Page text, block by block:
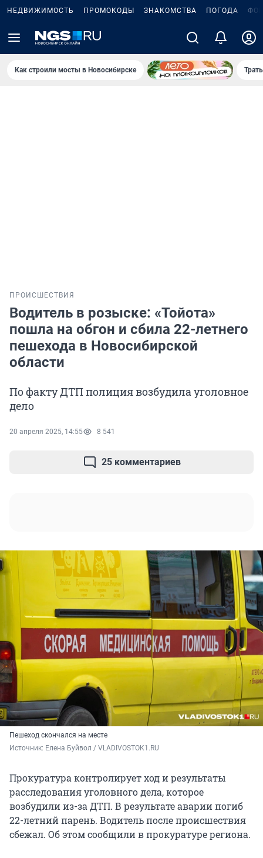
НЕДВИЖИМОСТЬ ПРОМОКОДЫ ЗНАКОМСТВА ПОГОДА
Как строили мосты в Новосибирске
ПРОИСШЕСТВИЯ
Водитель в розыске: «Тойота»
пошла на обгон и сбила 22-летнего
пешехода в Новосибирской
области
По факту ДТП полиция возбудила уголовное
дело
20 апреля 2025, 14:55 8 541
25 комментариев
Пешеход скончался на месте
Источник: Елена Буйвол / VLADIVOSTOK1.RU
Прокуратура контролирует ход и результаты
расследования уголовного дела, которое
возбудили из-за ДТП. В результате аварии погиб
22-летний парень. Водитель после происшествия
сбежал. Об этом сообщили в прокуратуре региона.